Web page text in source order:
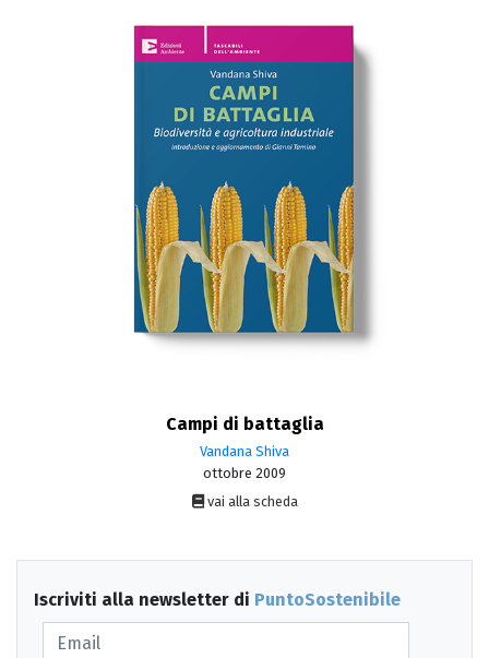
Campi di battaglia
Vandana Shiva
ottobre 2009
vai alla scheda
Iscriviti alla newsletter di PuntoSostenibile